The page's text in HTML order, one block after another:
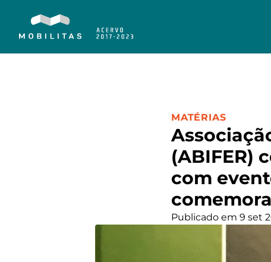
(ABIFER)
com
CATEGORIA:
MATÉRIAS
Publicado em 9 set